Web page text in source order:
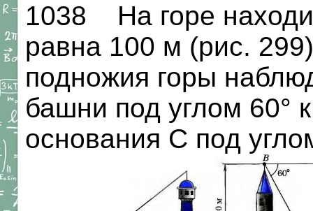
1038 На горе
равна 100 м (рис.
подножия горы
башни под углом 60°
основания С под